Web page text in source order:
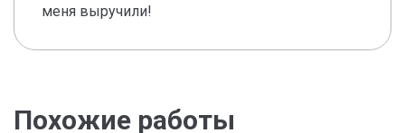
меня выручили!
Похожие работы